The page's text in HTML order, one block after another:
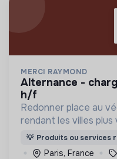
MERCI RAYMOND
alternance - chargé(e) de communication
h/f
Redonner place au
rendant les villes
et en incitant les
révolution verte.
💡 Produits ou services
Paris, France